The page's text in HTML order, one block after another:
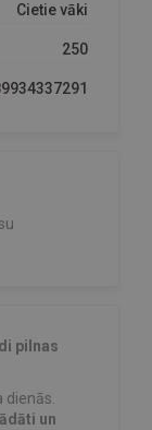
Cietie vāki
250
pilnas
un